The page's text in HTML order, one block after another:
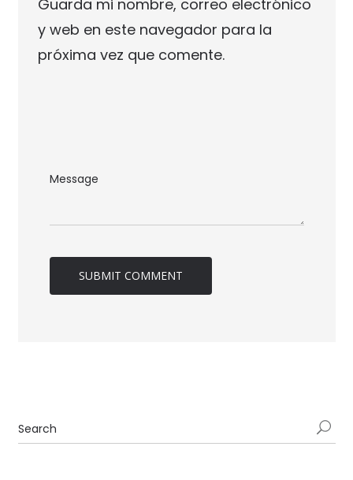
Guarda mi nombre, correo electrónico
y web en este navegador para la
próxima vez que comente.